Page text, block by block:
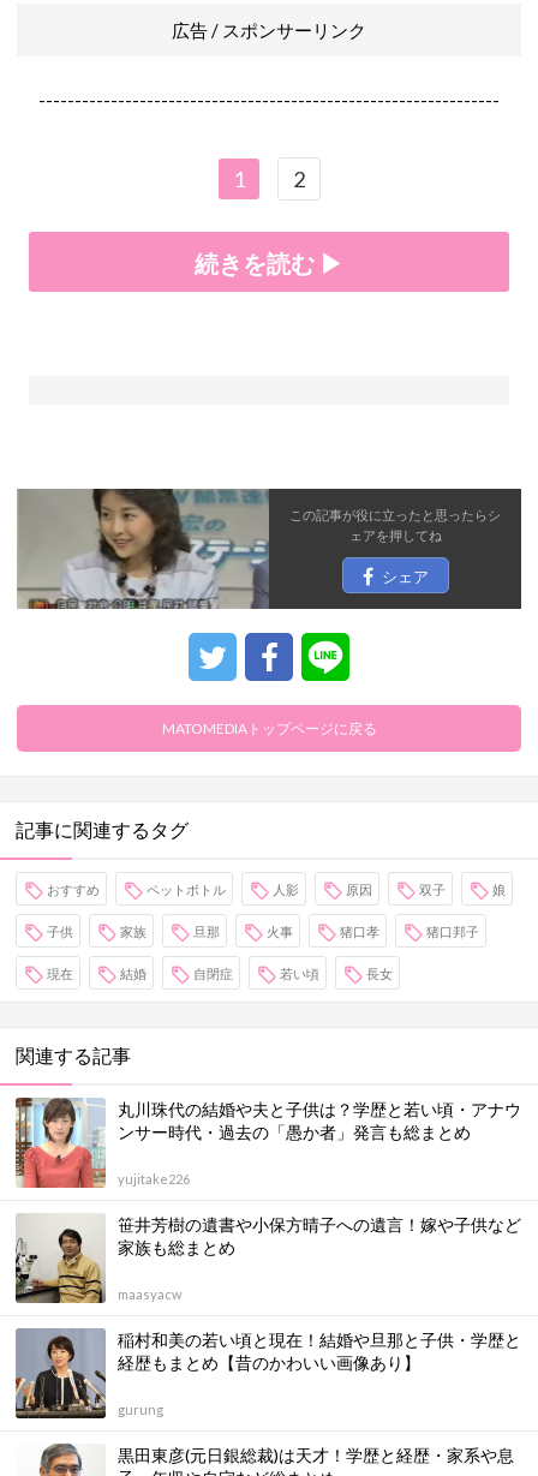
広告 / スポンサーリンク
----------------------------------------------------------------
1 2
続きを読む ▶
この記事が役に立ったと思ったらシ
ェアを押してね
シェア
MATOMEDIAトップページに戻る
記事に関連するタグ
おすすめ ペットボトル 人影 原因 双子 娘
子供 家族 旦那 火事 猪口孝 猪口邦子
現在 結婚 自閉症 若い頃 長女
関連する記事
丸川珠代の結婚や夫と子供は？学歴と若い頃・アナウ
ンサー時代・過去の「愚か者」発言も総まとめ
yujitake226
笹井芳樹の遺書や小保方晴子への遺言！嫁や子供など
家族も総まとめ
maasyacw
稲村和美の若い頃と現在！結婚や旦那と子供・学歴と
経歴もまとめ【昔のかわいい画像あり】
gurung
黒田東彦(元日銀総裁)は天才！学歴と経歴・家系や息